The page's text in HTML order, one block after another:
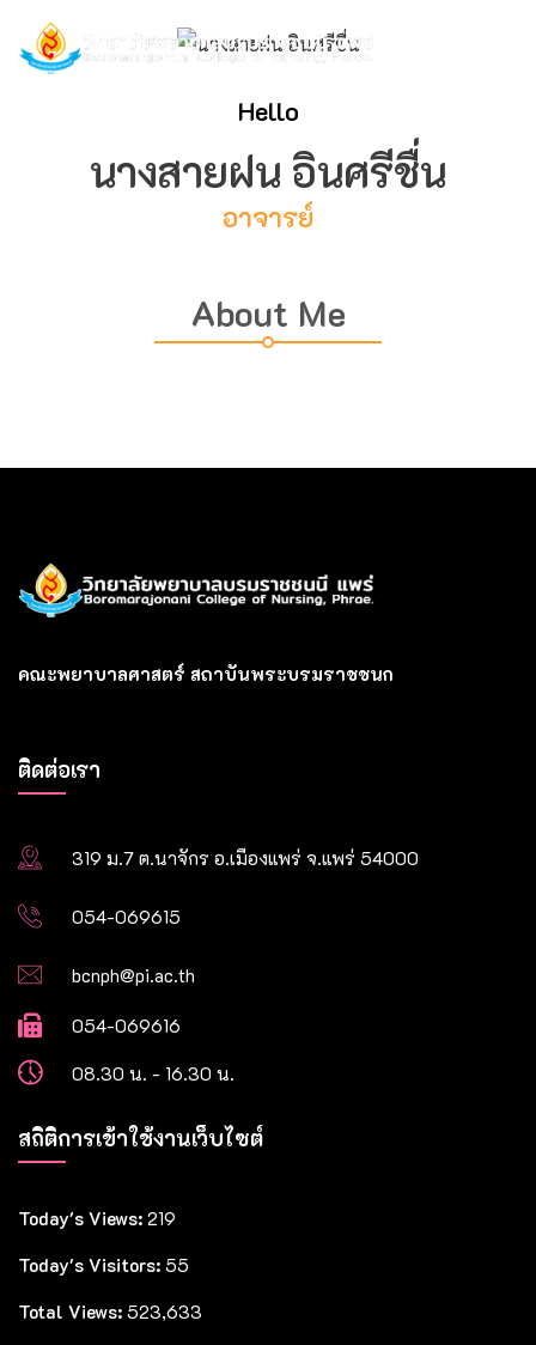
Hello
นางสายฝน อินศรีชื่น
อาจารย์
About Me
คณะพยาบาลศาสตร์ สถาบันพระบรมราชชนก
ติดต่อเรา
319 ม.7 ต.นาจักร อ.เมืองแพร่ จ.แพร่ 54000
054-069615
bcnph@pi.ac.th
054-069616
08.30 น. - 16.30 น.
สถิติการเข้าใช้งานเว็บไซต์
Today's Views: 219
Today's Visitors: 55
Total Views: 523,633